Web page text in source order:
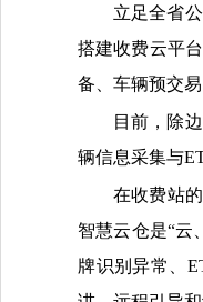
立足全省
搭建收费云平
备、车辆预交
目前，除
辆信息采集与
在收费站
智慧云仓是“云
牌识别异常、